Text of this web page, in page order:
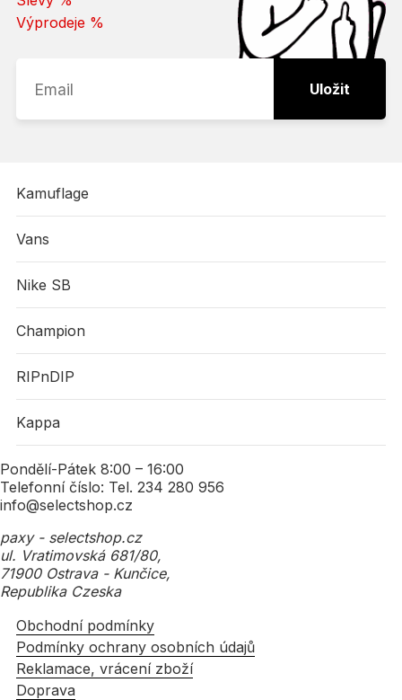
Výprodeje %
Uložit
Kamuflage
Vans
Nike SB
Champion
RIPnDIP
Kappa
Pondělí-Pátek 8:00 – 16:00
Telefonní číslo: Tel. 234 280 956
info@selectshop.cz
paxy - selectshop.cz
ul. Vratimovská 681/80,
71900 Ostrava - Kunčice,
Republika Czeska
Obchodní podmínky
Podmínky ochrany osobních údajů
Reklamace, vrácení zboží
Doprava